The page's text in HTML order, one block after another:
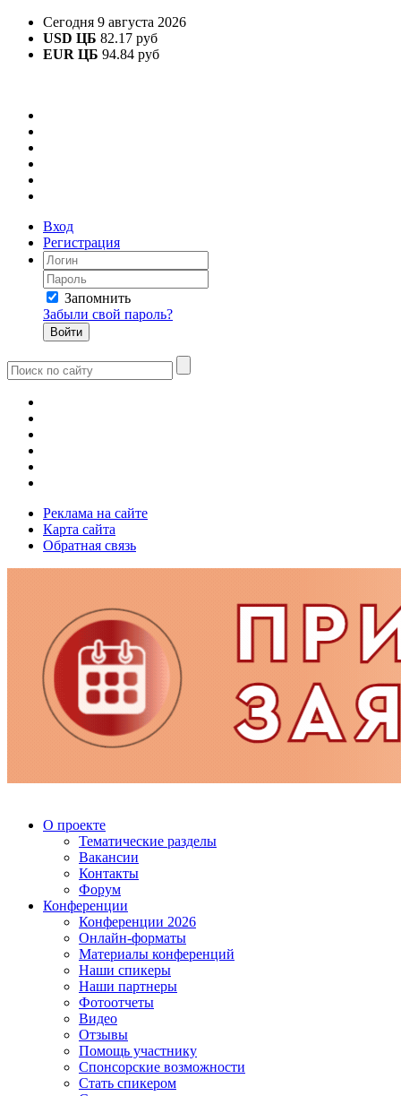
Сегодня 9 августа 2026
USD ЦБ 82.17 руб
EUR ЦБ 94.84 руб
Вход
Регистрация
Запомнить
Забыли свой пароль?
Реклама на сайте
Карта сайта
Обратная связь
О проекте
Тематические разделы
Вакансии
Контакты
Форум
Конференции
Конференции 2026
Онлайн-форматы
Материалы конференций
Наши спикеры
Наши партнеры
Фотоотчеты
Видео
Отзывы
Помощь участнику
Спонсорские возможности
Стать спикером